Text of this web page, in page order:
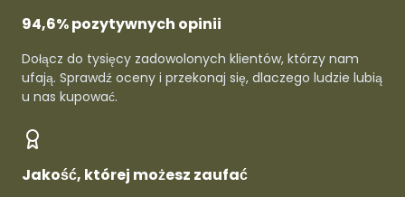
94,6% pozytywnych opinii
Dołącz do tysięcy zadowolonych klientów, którzy nam
ufają. Sprawdź oceny i przekonaj się, dlaczego ludzie lubią
u nas kupować.
Jakość, której możesz zaufać